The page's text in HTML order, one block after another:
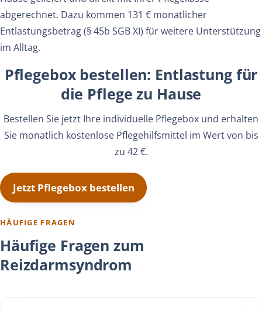
abgerechnet. Dazu kommen 131 € monatlicher
Entlastungsbetrag (§ 45b SGB XI) für weitere Unterstützung
im Alltag.
Pflegebox bestellen: Entlastung für
die Pflege zu Hause
Bestellen Sie jetzt Ihre individuelle Pflegebox und erhalten
Sie monatlich kostenlose Pflegehilfsmittel im Wert von bis
zu 42 €.
Jetzt Pflegebox bestellen
HÄUFIGE FRAGEN
Häufige Fragen zum
Reizdarmsyndrom